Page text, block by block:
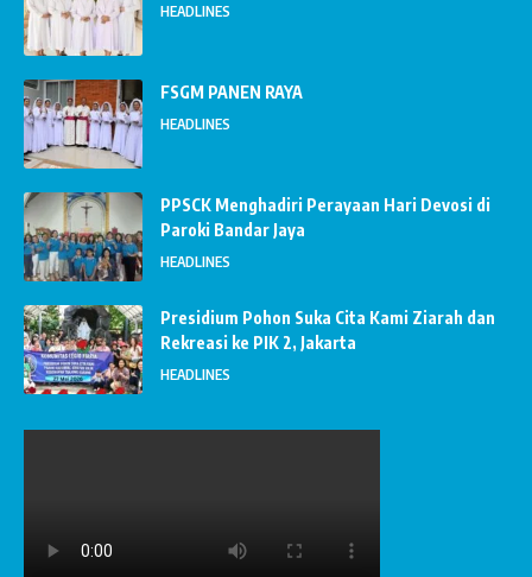
HEADLINES
FSGM PANEN RAYA
HEADLINES
PPSCK Menghadiri Perayaan Hari Devosi di
Paroki Bandar Jaya
HEADLINES
Presidium Pohon Suka Cita Kami Ziarah dan
Rekreasi ke PIK 2, Jakarta
HEADLINES